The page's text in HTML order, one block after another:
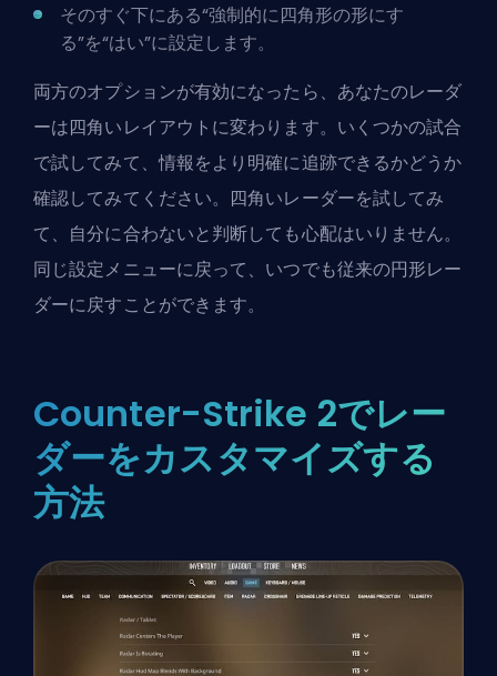
そのすぐ下にある“強制的に四角形の形にす
る”を“はい”に設定します。
両方のオプションが有効になったら、あなたのレーダ
ーは四角いレイアウトに変わります。いくつかの試合
で試してみて、情報をより明確に追跡できるかどうか
確認してみてください。四角いレーダーを試してみ
て、自分に合わないと判断しても心配はいりません。
同じ設定メニューに戻って、いつでも従来の円形レー
ダーに戻すことができます。
Counter-Strike 2でレー
ダーをカスタマイズする
方法